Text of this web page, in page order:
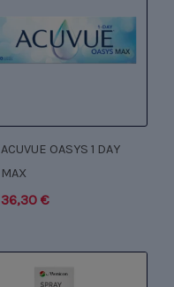
ACUVUE OASYS 1 DAY
MAX
36,30 €